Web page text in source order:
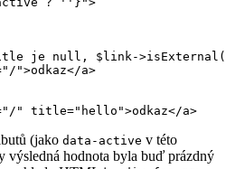
je null, $link-
a>
(jako data-active v této
výsledná hodnota byla buď prázdný